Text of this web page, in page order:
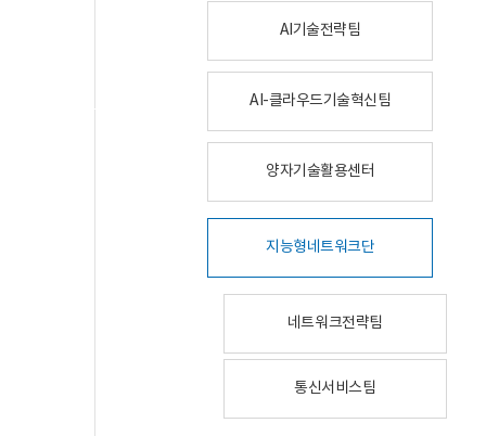
AI기술전략팀
AI-클라우드기술혁신팀
양자기술활용센터
지능형네트워크단
네트워크전략팀
통신서비스팀